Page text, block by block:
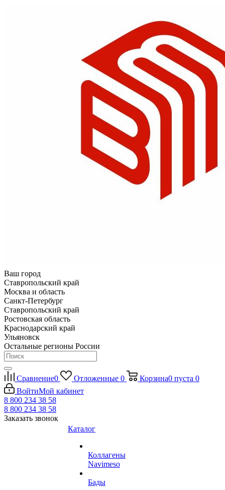
Ваш город
Ставропольский край
Москва и область
Санкт-Петербург
Ставропольский край
Ростовская область
Краснодарский край
Ульяновск
Остальные регионы России
Сравнение0 Отложенные 0 Корзина0 пуста 0
ВойтиМой кабинет
8 800 234 38 58
8 800 234 38 58
Заказать звонок
Каталог
Коллагены
Navimeso
Бады